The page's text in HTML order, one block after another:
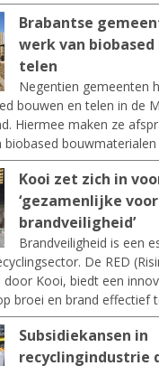
Brabantse
werk van biobased
telen
Negentien gemeenten
bouwen en telen in de
Hiermee maken ze
bouwmaterialen
Kooi zet zich in
‘gezamenlijke
brandveiligheid’
Brandveiligheid is een
De RED
Kooi, biedt een
broei en brand effectief
Subsidiekansen in
recyclingindustrie